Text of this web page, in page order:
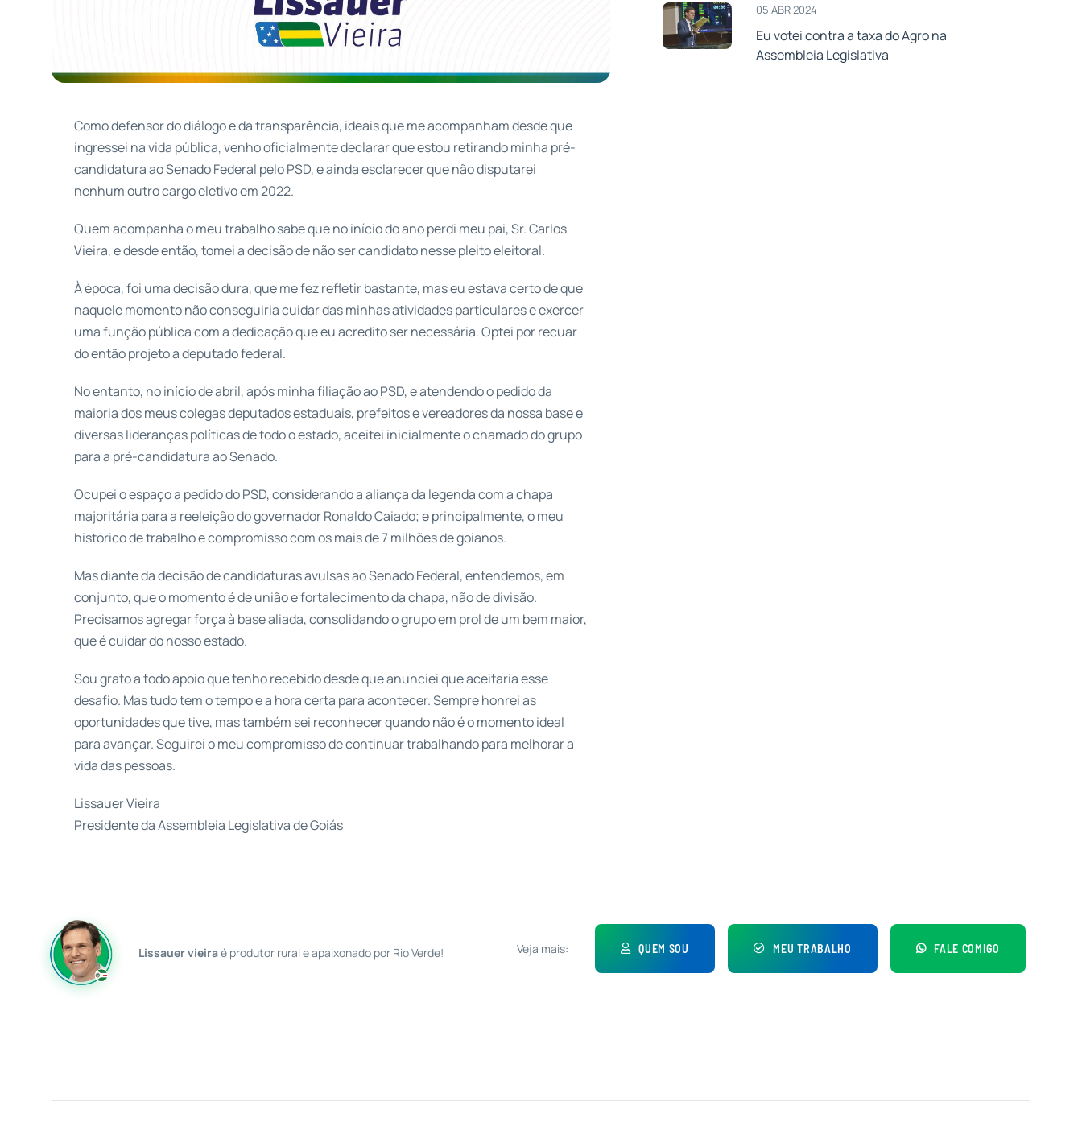
Como defensor do diálogo e da transparência, ideais que me acompanham desde que
ingressei na vida pública, venho oficialmente declarar que estou retirando minha pré-
candidatura ao Senado Federal pelo PSD, e ainda esclarecer que não disputarei
nenhum outro cargo eletivo em 2022.
Quem acompanha o meu trabalho sabe que no início do ano perdi meu pai, Sr. Carlos
Vieira, e desde então, tomei a decisão de não ser candidato nesse pleito eleitoral.
À época, foi uma decisão dura, que me fez refletir bastante, mas eu estava certo de que
naquele momento não conseguiria cuidar das minhas atividades particulares e exercer
uma função pública com a dedicação que eu acredito ser necessária. Optei por recuar
do então projeto a deputado federal.
No entanto, no início de abril, após minha filiação ao PSD, e atendendo o pedido da
maioria dos meus colegas deputados estaduais, prefeitos e vereadores da nossa base e
diversas lideranças políticas de todo o estado, aceitei inicialmente o chamado do grupo
para a pré-candidatura ao Senado.
Ocupei o espaço a pedido do PSD, considerando a aliança da legenda com a chapa
majoritária para a reeleição do governador Ronaldo Caiado; e principalmente, o meu
histórico de trabalho e compromisso com os mais de 7 milhões de goianos.
Mas diante da decisão de candidaturas avulsas ao Senado Federal, entendemos, em
conjunto, que o momento é de união e fortalecimento da chapa, não de divisão.
Precisamos agregar força à base aliada, consolidando o grupo em prol de um bem maior,
que é cuidar do nosso estado.
Sou grato a todo apoio que tenho recebido desde que anunciei que aceitaria esse
desafio. Mas tudo tem o tempo e a hora certa para acontecer. Sempre honrei as
oportunidades que tive, mas também sei reconhecer quando não é o momento ideal
para avançar. Seguirei o meu compromisso de continuar trabalhando para melhorar a
vida das pessoas.
Lissauer Vieira
Presidente da Assembleia Legislativa de Goiás
05 ABR 2024
Eu votei contra a taxa do Agro na
Assembleia Legislativa
Lissauer vieiraé produtor rural e apaixonado por Rio Verde! Veja mais: QUEM SOU MEU TRABALHO FALE COMIGO